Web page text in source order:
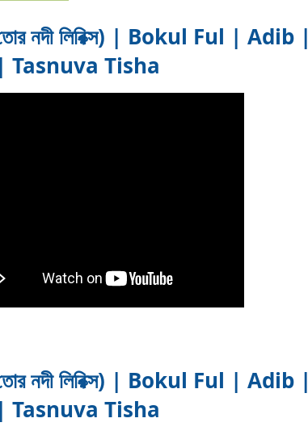
নদী লিরিক্স) | Bokul Ful | Adib |
Tisha
নদী লিরিক্স) | Bokul Ful | Adib |
Tisha